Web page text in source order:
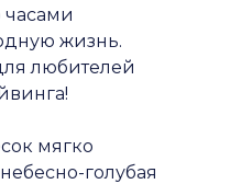
жизнь.
любителей
мягко
голубая